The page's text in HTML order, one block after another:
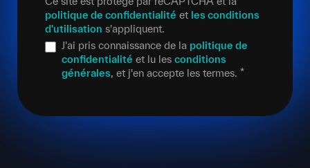
politique de confidentialité et les conditions
d'utilisation s'appliquent.
J'ai pris connaissance de la politique de
confidentialité et lu les conditions
générales, et j'en accepte les termes. *